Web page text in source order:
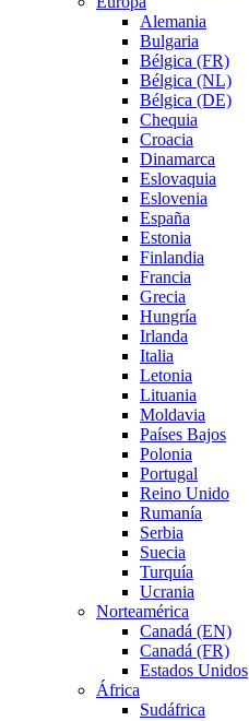
Alemania
Bulgaria
Bélgica (FR)
Bélgica (NL)
Bélgica (DE)
Chequia
Croacia
Dinamarca
Eslovaquia
Eslovenia
España
Estonia
Finlandia
Francia
Grecia
Hungría
Irlanda
Italia
Letonia
Lituania
Moldavia
Países Bajos
Polonia
Portugal
Reino Unido
Rumanía
Serbia
Suecia
Turquía
Ucrania
Norteamérica
Canadá (EN)
Canadá (FR)
Estados Unidos
África
Sudáfrica